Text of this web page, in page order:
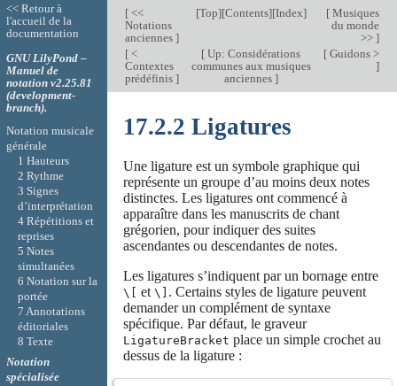
[<<
Notations
anciennes ]
[Top][Contents][Index] [Musiques
du monde
>> ]
[<
Contextes
prédéfinis ]
[ Up: Considérations
communes aux musiques
anciennes ]
[Guidons >
]
17.2.2 Ligatures
Une ligature est un symbole graphique qui
représente un groupe d’au moins deux notes
distinctes. Les ligatures ont commencé à
apparaître dans les manuscrits de chant
grégorien, pour indiquer des suites
ascendantes ou descendantes de notes.
Les ligatures s’indiquent par un bornage entre
\[ et \] . Certains styles de ligature peuvent
demander un complément de syntaxe
spécifique. Par défaut, le graveur
LigatureBracket place un simple crochet au
dessus de la ligature :
<< Retour à
l'accueil de la
documentation
GNU LilyPond –
Manuel de
notation v2.25.81
(development-
branch).
Notation musicale
générale
1 Hauteurs
2 Rythme
3 Signes
d’interprétation
4 Répétitions et
reprises
5 Notes
simultanées
6 Notation sur la
portée
7 Annotations
éditoriales
8 Texte
Notation
spécialisée